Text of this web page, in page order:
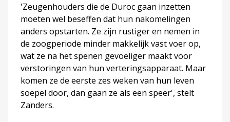
'Zeugenhouders die de Duroc gaan inzetten
moeten wel beseffen dat hun nakomelingen
anders opstarten. Ze zijn rustiger en nemen in
de zoogperiode minder makkelijk vast voer op,
wat ze na het spenen gevoeliger maakt voor
verstoringen van hun verteringsapparaat. Maar
komen ze de eerste zes weken van hun leven
soepel door, dan gaan ze als een speer', stelt
Zanders.